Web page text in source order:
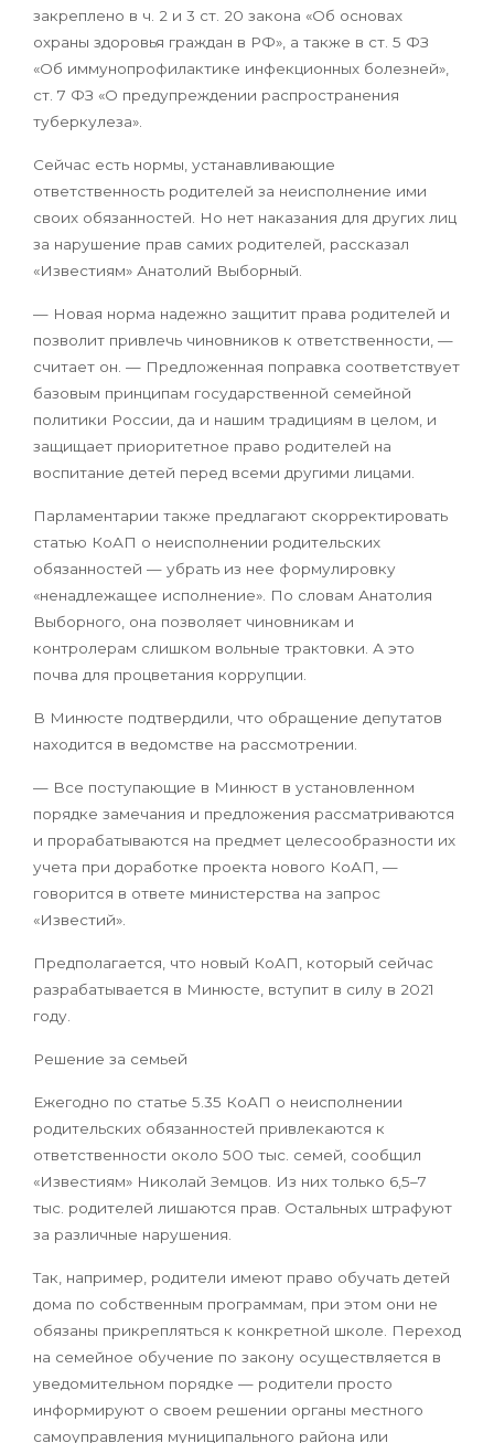
закреплено в ч. 2 и 3 ст. 20 закона «Об основах
охраны здоровья граждан в РФ», а также в ст. 5 ФЗ
«Об иммунопрофилактике инфекционных болезней»,
ст. 7 ФЗ «О предупреждении распространения
туберкулеза».
Сейчас есть нормы, устанавливающие
ответственность родителей за неисполнение ими
своих обязанностей. Но нет наказания для других лиц
за нарушение прав самих родителей, рассказал
«Известиям» Анатолий Выборный.
— Новая норма надежно защитит права родителей и
позволит привлечь чиновников к ответственности, —
считает он. — Предложенная поправка соответствует
базовым принципам государственной семейной
политики России, да и нашим традициям в целом, и
защищает приоритетное право родителей на
воспитание детей перед всеми другими лицами.
Парламентарии также предлагают скорректировать
статью КоАП о неисполнении родительских
обязанностей — убрать из нее формулировку
«ненадлежащее исполнение». По словам Анатолия
Выборного, она позволяет чиновникам и
контролерам слишком вольные трактовки. А это
почва для процветания коррупции.
В Минюсте подтвердили, что обращение депутатов
находится в ведомстве на рассмотрении.
— Все поступающие в Минюст в установленном
порядке замечания и предложения рассматриваются
и прорабатываются на предмет целесообразности их
учета при доработке проекта нового КоАП, —
говорится в ответе министерства на запрос
«Известий».
Предполагается, что новый КоАП, который сейчас
разрабатывается в Минюсте, вступит в силу в 2021
году.
Решение за семьей
Ежегодно по статье 5.35 КоАП о неисполнении
родительских обязанностей привлекаются к
ответственности около 500 тыс. семей, сообщил
«Известиям» Николай Земцов. Из них только 6,5–7
тыс. родителей лишаются прав. Остальных штрафуют
за различные нарушения.
Так, например, родители имеют право обучать детей
дома по собственным программам, при этом они не
обязаны прикрепляться к конкретной школе. Переход
на семейное обучение по закону осуществляется в
уведомительном порядке — родители просто
информируют о своем решении органы местного
самоуправления муниципального района или